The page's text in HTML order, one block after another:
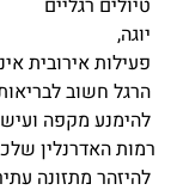
להימנע מקפה
רמות האדרנלין
להיזהר מתזונה